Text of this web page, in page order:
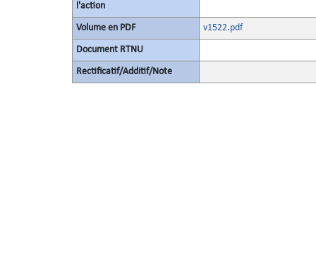
l'action
Volume en PDF v1522.pdf
Document RTNU
Rectificatif/Additif/Note